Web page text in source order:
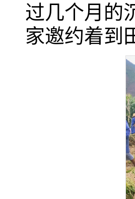
过几个月的
家邀约着到